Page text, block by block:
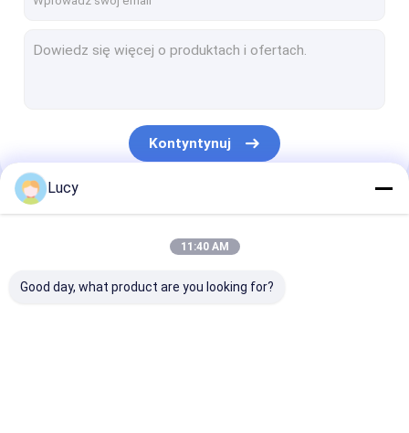
Filtr polerujący kondensat
Wkład filtrujący z nawiniętym sznurkiem
Wkład filtra melt blown
Kontyntynuj
Nasze Kategorie
Lucy
11:40 AM
Good day, what product are you looking for?